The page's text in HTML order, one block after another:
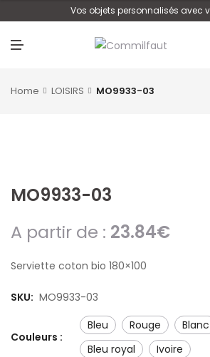
Vos objets personnalisés avec
Home LOISIRS MO9933-03
MO9933-03
A partir de : 23.84€
Serviette coton bio 180×100
SKU: MO9933-03
Couleurs :
bleu rouge blanc
bleu royal
ivoire